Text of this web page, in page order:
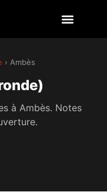
› Ambès
à Ambès. Notes